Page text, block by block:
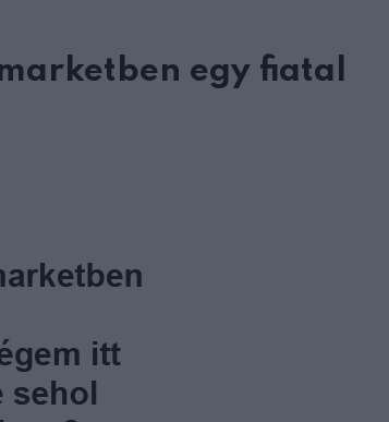
egy fiatal